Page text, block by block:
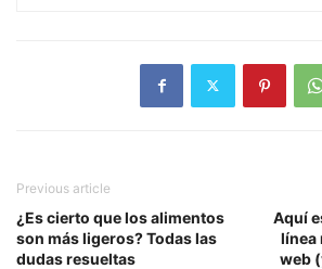
Previous article
¿Es cierto que los alimentos
son más ligeros? Todas las
dudas resueltas
Aquí
línea
web